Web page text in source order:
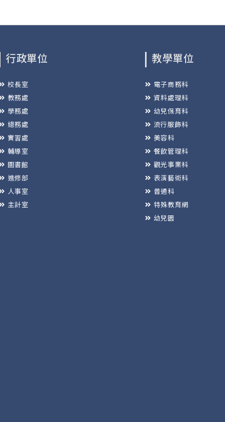
行政單位
校長室
教務處
學務處
總務處
實習處
輔導室
圖書館
進修部
人事室
主計室
教學單位
電子商務科
資料處理科
幼兒保育科
流行服飾科
美容科
餐飲管理科
觀光事業科
表演藝術科
普通科
特殊教育網
幼兒園